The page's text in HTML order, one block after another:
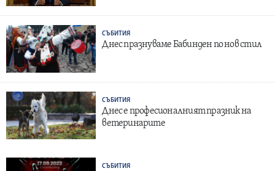
СЪБИТИЯ
Днес празнуваме Бабинден по нов стил
СЪБИТИЯ
Днес е професионалният празник на
ветеринарите
СЪБИТИЯ